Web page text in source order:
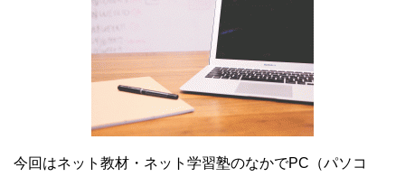
今回はネット教材・ネット学習塾のなかでPC（パソコ